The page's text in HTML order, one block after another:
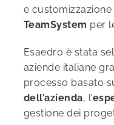
e
TeamSystem per
Esaedro è stata
aziende italiane
processo basato
dell’azienda, l’
gestione dei